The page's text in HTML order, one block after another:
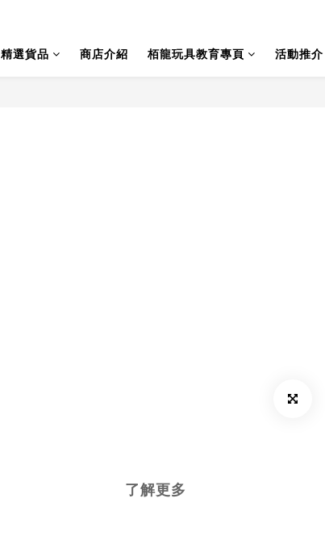
精選貨品 商店介紹 栢龍玩具教育專頁 活動推介
了解更多